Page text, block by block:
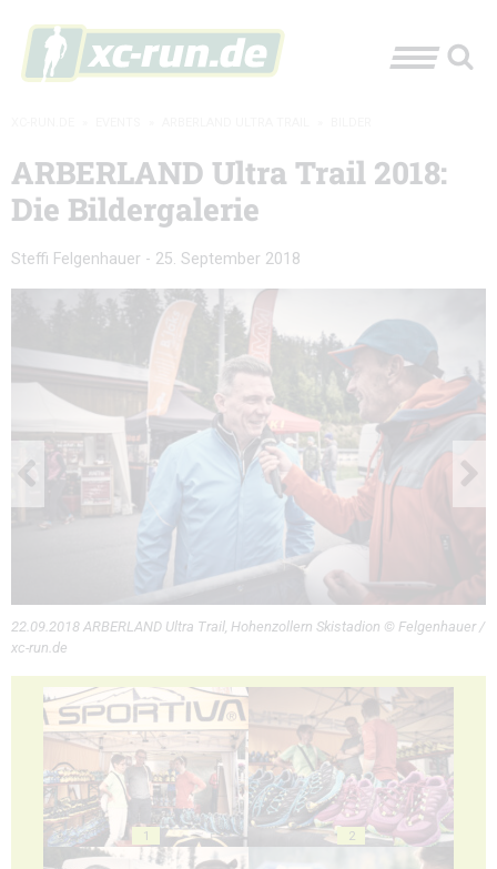
ARBERLAND Ultra Trail 2018:
Die Bildergalerie
Steffi Felgenhauer - 25. September 2018
22.09.2018 ARBERLAND Ultra Trail, Hohenzollern Skistadion © Felgenhauer /
xc-run.de
1 2